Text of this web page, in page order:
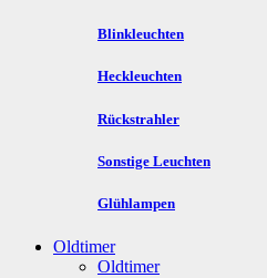
Blinkleuchten
Heckleuchten
Rückstrahler
Sonstige Leuchten
Glühlampen
Oldtimer
Oldtimer